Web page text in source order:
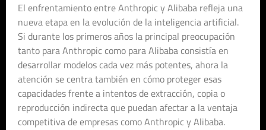
El enfrentamiento entre Anthropic y Alibaba refleja una
nueva etapa en la evolución de la inteligencia artificial.
Si durante los primeros años la principal preocupación
tanto para Anthropic como para Alibaba consistía en
desarrollar modelos cada vez más potentes, ahora la
atención se centra también en cómo proteger esas
capacidades frente a intentos de extracción, copia o
reproducción indirecta que puedan afectar a la ventaja
competitiva de empresas como Anthropic y Alibaba.